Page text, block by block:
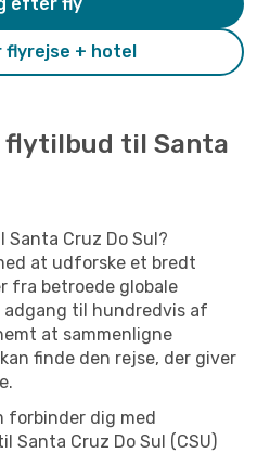
flyrejse + hotel
flytilbud til Santa
Cruz Do Sul?
at udforske et bredt
fra betroede globale
til hundredvis af
at sammenligne
finde den rejse, der giver
forbinder dig med
Santa Cruz Do Sul (CSU)